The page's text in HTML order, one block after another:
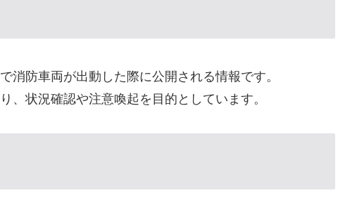
消防車両が出動した際に公開される情報です。
、状況確認や注意喚起を目的としています。